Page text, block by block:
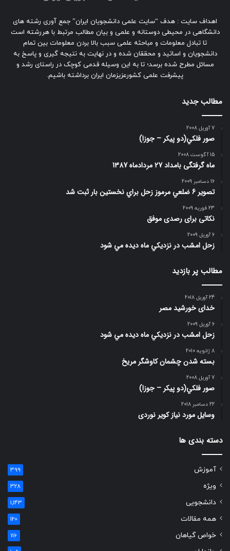
اهداف سایت : هدف “سایت علمی دانشجویان ایران” جمع آوری رشته های
دانشگاهی در محیطی دوستانه و علمی و بیان مطالب مرتبط با هررشته است
تا تبادل معلومات و مباحثه علمی سبب بالا بردن معلومات بین تمام
دانشجویان و اساتید و محققان شده و در نهایت به نتیجه گیری و پاسخ به
مسائل مطرح شده برسد؛ تا به این وسیله قدمی کوچک در راستای رشد و
پیشرفت علمی کشورعزیزمان ایران برداشته باشیم.
مطالب جدید
7 آوریل 2008
صور فلكي(دو پیکر – جوزا)
15 آگوست 2008
ماه گرفتگی بامداد 27 مردادماه 1387
16 دسامبر 2009
تصوير 6 ضلعي مرموز زحل براي نخستين بار ثبت شد
23 فوریه 2009
نکاتی برای رصدی موفق
6 آوریل 2009
زحل امشب در نزديكي ماه ديده مي شود
مطالب پر بازدید
24 آوریل 2018
خدای خورشید مصر
6 آوریل 2009
زحل امشب در نزديكي ماه ديده مي شود
8 ژانویه 2010
بسته شدن چشمان کاوشگر مريخ
7 آوریل 2008
صور فلكي(دو پیکر – جوزا)
22 دسامبر 2018
وسایل مورد نیاز کویر نوردی
دسته بندی ها
آموزش 399
ویژه 328
دانشجویی 1,143
همه مقالات 120
خواص گیاهان 116